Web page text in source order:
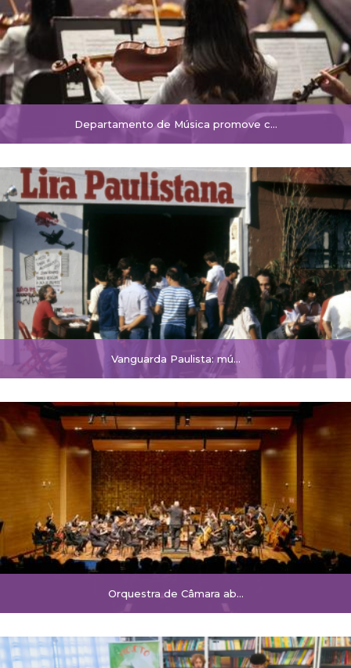
Departamento de Música promove c...
Vanguarda Paulista: mú...
Orquestra de Câmara ab...